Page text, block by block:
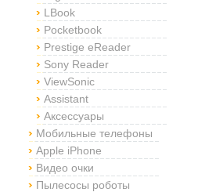
LBook
Pocketbook
Prestige eReader
Sony Reader
ViewSonic
Assistant
Аксессуары
Мобильные телефоны
Apple iPhone
Видео очки
Пылесосы роботы